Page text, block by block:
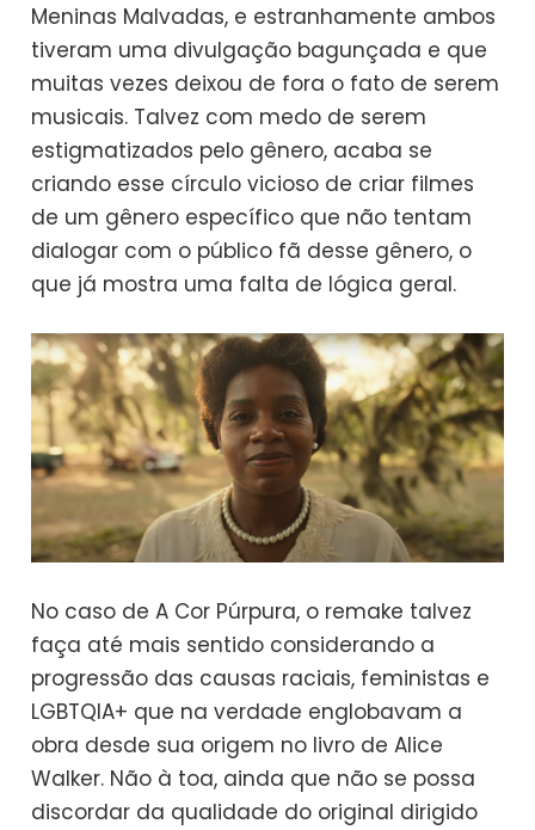
Meninas Malvadas, e estranhamente ambos
tiveram uma divulgação bagunçada e que
muitas vezes deixou de fora o fato de serem
musicais. Talvez com medo de serem
estigmatizados pelo gênero, acaba se
criando esse círculo vicioso de criar filmes
de um gênero específico que não tentam
dialogar com o público fã desse gênero, o
que já mostra uma falta de lógica geral.
No caso de A Cor Púrpura, o remake talvez
faça até mais sentido considerando a
progressão das causas raciais, feministas e
LGBTQIA+ que na verdade englobavam a
obra desde sua origem no livro de Alice
Walker. Não à toa, ainda que não se possa
discordar da qualidade do original dirigido